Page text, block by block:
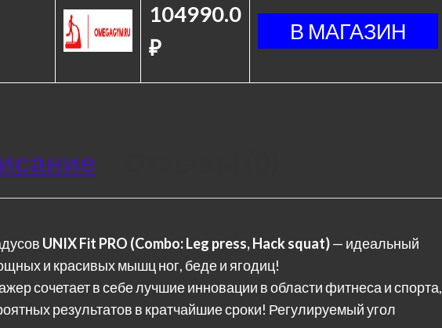
104990.0
₽
UNIX Fit PRO (Combo: Leg press, Hack squat)— идеальный
и красивых мышц ног, беде и ягодиц!
сочетает в себе лучшие инновации в области фитнеса и спорта,
результатов в кратчайшие сроки! Регулируемый угол